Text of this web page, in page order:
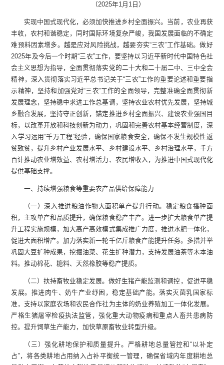
（2025年1月1日）
实现中国式现代化，必须加快推进乡村全面振兴。当前，农业再获
丰收，农村和谐稳定，同时国际环境复杂严峻，我国发展面临的不确定
难预料因素增多。越是应对风险挑战，越要夯实“三农”工作基础。做好
2025年及今后一个时期“三农”工作，要坚持以习近平新时代中国特色社
会主义思想为指导，全面贯彻落实党的二十大和二十届二中、三中全会
精神，深入贯彻落实习近平总书记关于“三农”工作的重要论述和重要指
示精神，坚持和加强党对“三农”工作的全面领导，完整准确全面贯彻新
发展理念，坚持稳中求进工作总基调，坚持农业农村优先发展，坚持城
乡融合发展，坚持守正创新，锚定推进乡村全面振兴、建设农业强国目
标，以改革开放和科技创新为动力，巩固和完善农村基本经营制度，深
入学习运用“千万工程”经验，确保国家粮食安全，确保不发生规模性返
贫致贫，提升乡村产业发展水平、乡村建设水平、乡村治理水平，千方
百计推动农业增效益、农村增活力、农民增收入，为推进中国式现代化
提供基础支撑。
一、持续增强粮食等重要农产品供给保障能力
（一）深入推进粮油作物大面积单产提升行动。稳定粮食播种面
积，主攻单产和品质提升，确保粮食稳产丰产。进一步扩大粮食单产提
升工程实施规模，加大高产高效模式集成推广力度，推进水肥一体化，
促进大面积增产。加力落实新一轮千亿斤粮食产能提升任务。多措并举
巩固大豆扩种成果，挖掘油菜、花生扩种潜力，支持发展油茶等木本油
料。推动棉花、糖料、天然橡胶等稳产提质。
（二）扶持畜牧业稳定发展。做好生猪产能监测和调控，促进平稳
发展。推进肉牛、奶牛产业纾困，稳定基础产能。落实灭菌乳国家标
准，支持以家庭农场和农民合作社为主体的奶业养殖加工一体化发展。
严格生猪屠宰检疫执法监管，强化重大动物疫病和重点人畜共患病防
控。提升饲草生产能力，加快草原畜牧业转型升级。
（三）强化耕地保护和质量提升。严格耕地总量管控和“以补定
占”，将各类耕地占用纳入占补平衡统一管理，确保省域内年度耕地总